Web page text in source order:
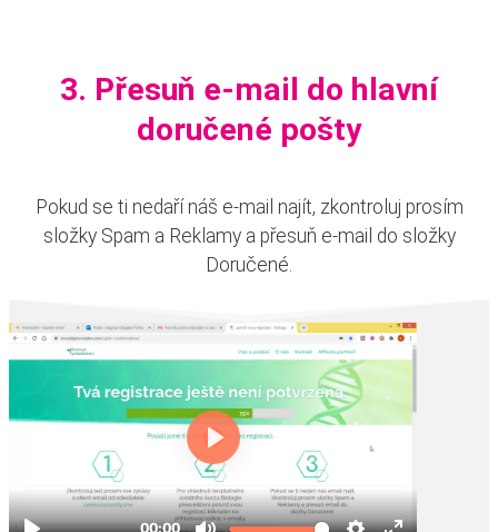
3. Přesuň e-mail do hlavní
doručené pošty
Pokud se ti nedaří náš e-mail najít, zkontroluj prosím
složky Spam a Reklamy a přesuň e-mail do složky
Doručené.